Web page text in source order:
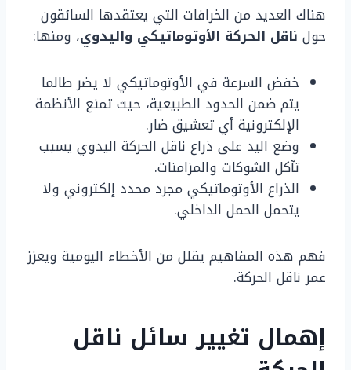
هناك العديد من الخرافات التي يعتقدها السائقون
حول ناقل الحركة الأوتوماتيكي واليدوي، ومنها:
خفض السرعة في الأوتوماتيكي لا يضر طالما
يتم ضمن الحدود الطبيعية، حيث تمنع الأنظمة
الإلكترونية أي تعشيق ضار.
وضع اليد على ذراع ناقل الحركة اليدوي يسبب
تآكل الشوكات والمزامنات.
الذراع الأوتوماتيكي مجرد محدد إلكتروني ولا
يتحمل الحمل الداخلي.
فهم هذه المفاهيم يقلل من الأخطاء اليومية ويعزز
عمر ناقل الحركة.
إهمال تغيير سائل ناقل